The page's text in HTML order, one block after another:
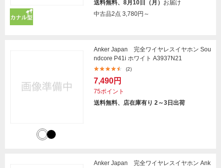
送料無料、8月10日（月） お届け
中古品2点 3,780円～
Anker Japan 完全ワイヤレスイヤホン Sou
ndcore P41i ホワイト A3937N21
(2)
7,490円
75ポイント
送料無料、店在庫有り 2～3日出荷
Anker Japan 完全ワイヤレスイヤホン Ank